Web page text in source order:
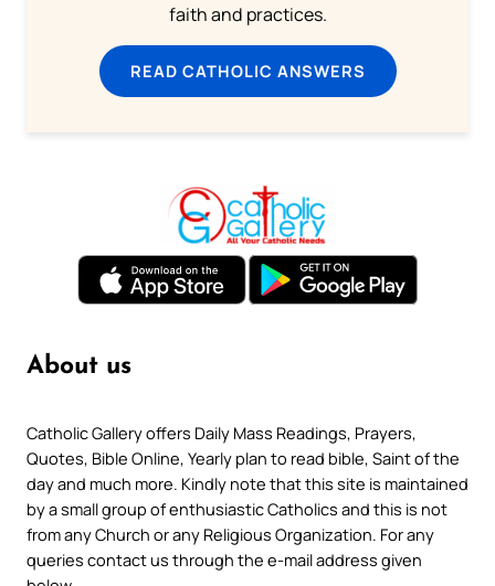
faith and practices.
READ CATHOLIC ANSWERS
About us
Catholic Gallery offers Daily Mass Readings, Prayers,
Quotes, Bible Online, Yearly plan to read bible, Saint of the
day and much more. Kindly note that this site is maintained
by a small group of enthusiastic Catholics and this is not
from any Church or any Religious Organization. For any
queries contact us through the e-mail address given